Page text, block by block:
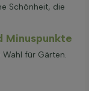
Schönheit, die
Minuspunkte
für Gärten.